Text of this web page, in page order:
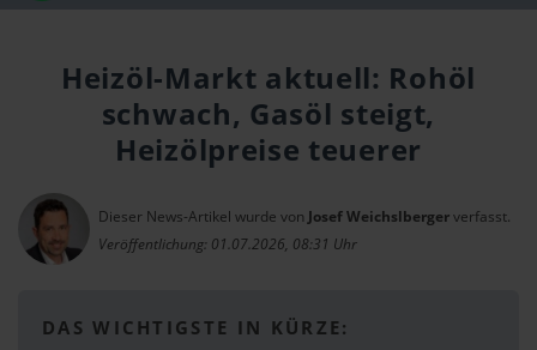
Heizöl-Markt aktuell: Rohöl
schwach, Gasöl steigt,
Heizölpreise teuerer
Dieser News-Artikel wurde von Josef Weichslbergerverfasst.
Veröffentlichung: 01.07.2026, 08:31 Uhr
DAS WICHTIGSTE IN KÜRZE: